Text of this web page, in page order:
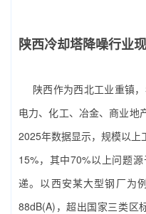
陕西冷却塔降噪行业
陕西作为西北工业重镇
电力、化工、冶金、商业地
2025年数据显示，规模以上
15%，其中70%以上问题
递。以西安某大型钢厂为
88dB(A)，超出国家三类区